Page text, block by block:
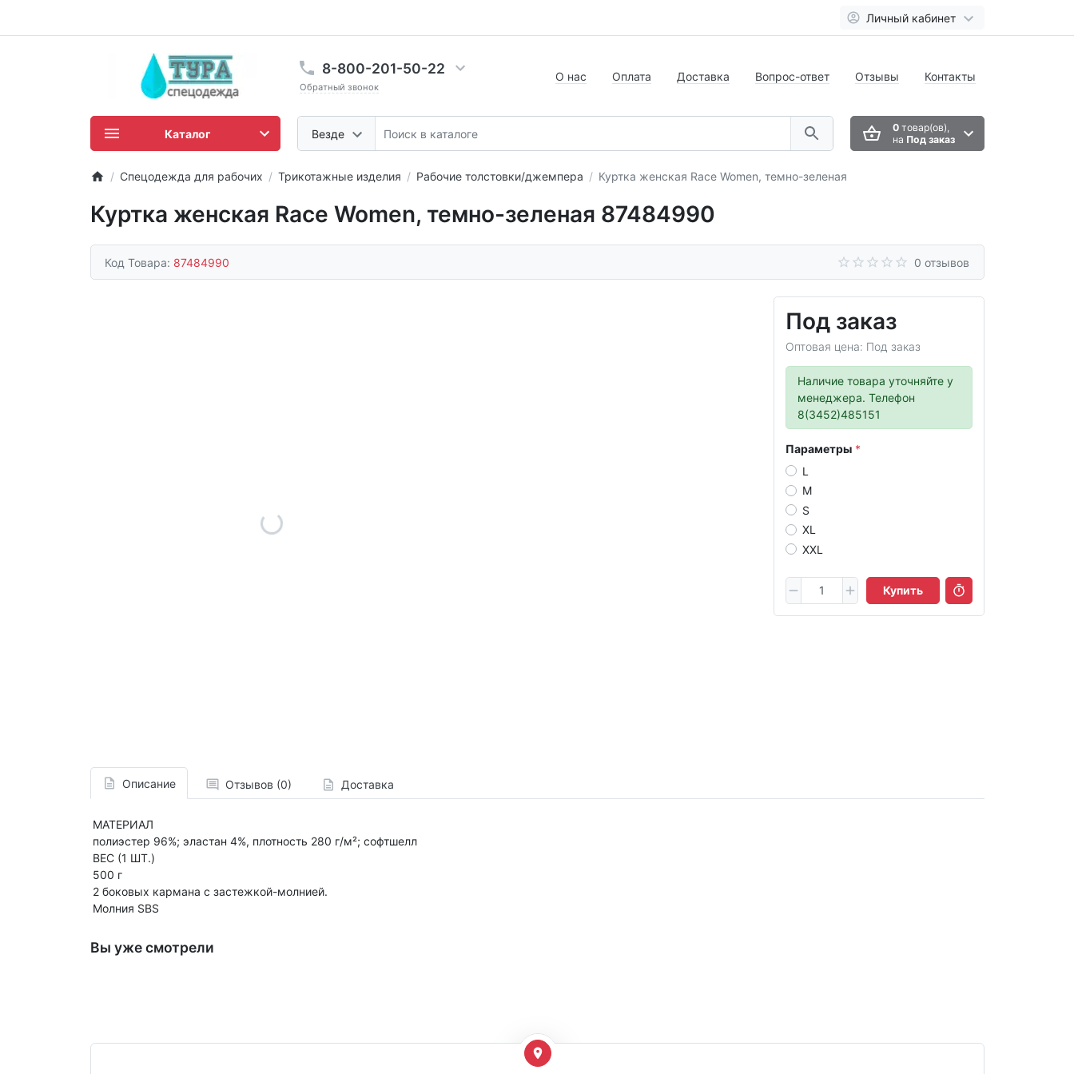
Личный кабинет
8-800-201-50-22
Обратный звонок
Везде
О нас Оплата Доставка Вопрос-ответ Отзывы Контакты
0товар(ов),
на Под заказ
Каталог
Спецодежда для рабочих Трикотажные изделия Рабочие толстовки/джемпера Куртка женская Race Women, темно-зеленая
Куртка женская Race Women, темно-зеленая 87484990
Код Товара: 87484990 0 отзывов
Под заказ
Оптовая цена: Под заказ
Наличие товара уточняйте у
менеджера. Телефон
8(3452)485151
Параметры
L
M
S
XL
XXL
Купить
Описание Отзывов (0) Доставка
МАТЕРИАЛ
полиэстер 96%; эластан 4%, плотность 280 г/м²; софтшелл
ВЕС (1 ШТ.)
500 г
2 боковых кармана с застежкой-молнией.
Молния SBS
Вы уже смотрели